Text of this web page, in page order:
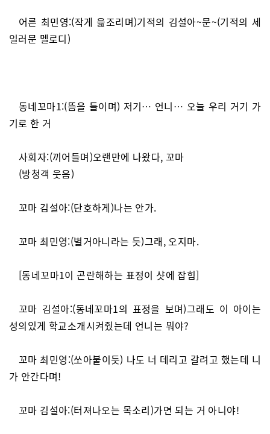
어른 최민영:(작게 읊조리며)기적의 김설아~문~(기적의 세
일러문 멜로디)
동네꼬마1:(뜸을 들이며) 저기… 언니… 오늘 우리 거기 가
기로 한 거
사회자:(끼어들며)오랜만에 나왔다, 꼬마
(방청객 웃음)
꼬마 김설아:(단호하게)나는 안가.
꼬마 최민영:(별거아니라는 듯)그래, 오지마.
[동네꼬마1이 곤란해하는 표정이 샷에 잡힘]
꼬마 김설아:(동네꼬마1의 표정을 보며)그래도 이 아이는
성의있게 학교소개시켜줬는데 언니는 뭐야?
꼬마 최민영:(쏘아붙이듯) 나도 너 데리고 갈려고 했는데 니
가 안간다며!
꼬마 김설아:(터져나오는 목소리)가면 되는 거 아니야!